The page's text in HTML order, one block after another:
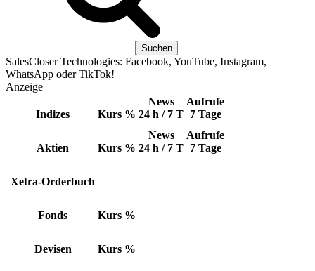
SalesCloser Technologies: Facebook, YouTube, Instagram,
WhatsApp oder TikTok!
Anzeige
Indizes Kurs %
News
24 h / 7 T
Aufrufe
7 Tage
Aktien Kurs %
News
24 h / 7 T
Aufrufe
7 Tage
Xetra-Orderbuch
Fonds Kurs %
Devisen Kurs %